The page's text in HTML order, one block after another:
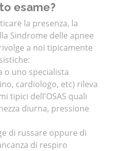
esame?
la presenza, la
Sindrome delle apnee
a noi tipicamente
o uno specialista
cardiologo, etc) rileva
tipici dell'OSAS quali
diurna, pressione
di russare oppure di
di respiro